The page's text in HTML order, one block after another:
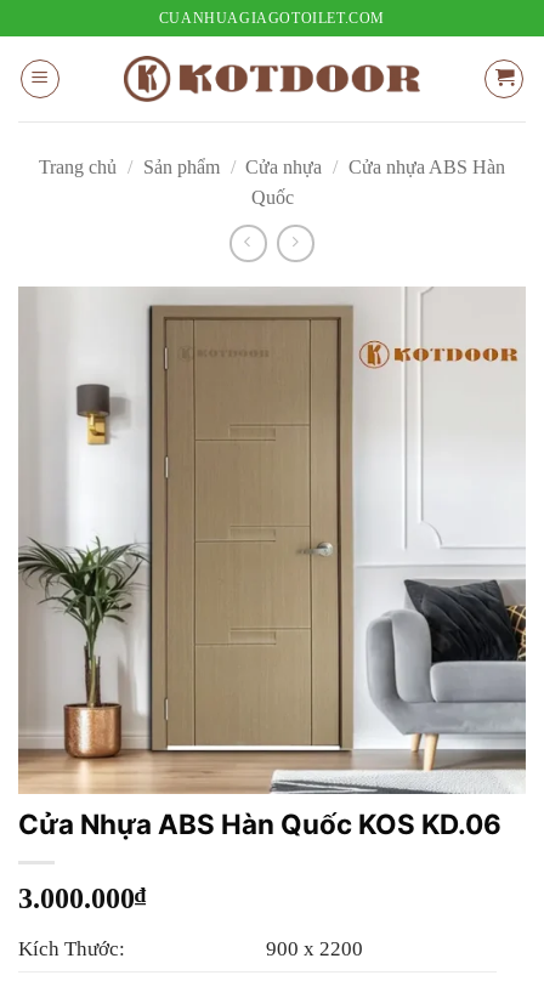
nội
dung
CUANHUAGIAGOTOILET.COM
Trang chủ / Sản phẩm / Cửa nhựa / Cửa nhựa ABS Hàn
Quốc
Cửa Nhựa ABS Hàn Quốc KOS KD.06
3.000.000₫
Kích Thước:
900 x 2200